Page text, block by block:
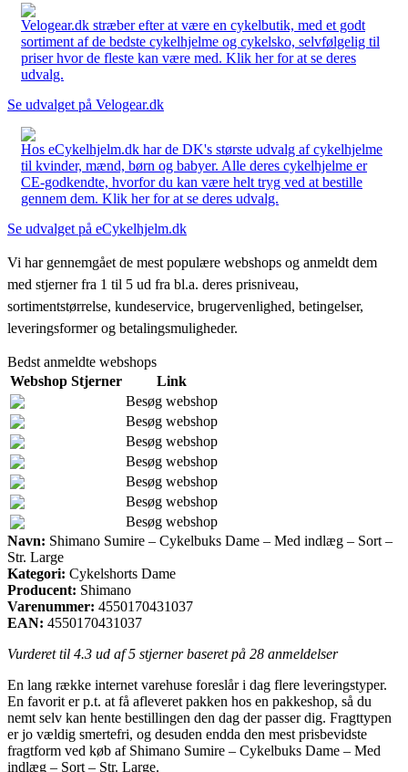
Velogear.dk stræber efter at være en cykelbutik, med et godt
sortiment af de bedste cykelhjelme og cykelsko, selvfølgelig til
priser hvor de fleste kan være med. Klik her for at se deres
udvalg.
Se udvalget på Velogear.dk
Hos eCykelhjelm.dk har de DK's største udvalg af cykelhjelme
til kvinder, mænd, børn og babyer. Alle deres cykelhjelme er
CE-godkendte, hvorfor du kan være helt tryg ved at bestille
gennem dem. Klik her for at se deres udvalg.
Se udvalget på eCykelhjelm.dk
Vi har gennemgået de mest populære webshops og anmeldt dem
med stjerner fra 1 til 5 ud fra bl.a. deres prisniveau,
sortimentstørrelse, kundeservice, brugervenlighed, betingelser,
leveringsformer og betalingsmuligheder.
Bedst anmeldte webshops
Webshop Stjerner
Link
Besøg webshop
Besøg webshop
Besøg webshop
Besøg webshop
Besøg webshop
Besøg webshop
Besøg webshop
Navn: Shimano Sumire – Cykelbuks Dame – Med indlæg – Sort –
Str. Large
Kategori: Cykelshorts Dame
Producent: Shimano
Varenummer: 4550170431037
EAN: 4550170431037
Vurderet til 4.3 ud af 5 stjerner baseret på 28 anmeldelser
En lang række internet varehuse foreslår i dag flere leveringstyper.
En favorit er p.t. at få afleveret pakken hos en pakkeshop, så du
nemt selv kan hente bestillingen den dag der passer dig. Fragttypen
er jo vældig smertefri, og desuden endda den mest prisbevidste
fragtform ved køb af Shimano Sumire – Cykelbuks Dame – Med
indlæg – Sort – Str. Large.